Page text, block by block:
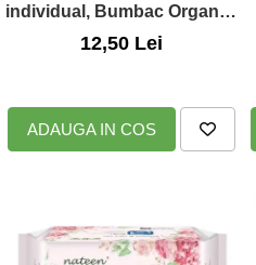
individual, Bumbac Organic,
20 buc., Laurella BioCotton
12,50 Lei
ADAUGA IN COS